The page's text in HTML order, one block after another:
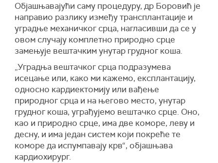
Објашњавајући саму процедуру, др Боровић је
направио разлику између трансплантације и
уградње механичког срца, нагласивши да се у
овом случају комплетно природно срце
замењује вештачким унутар грудног коша.
„Уградња вештачког срца подразумева
исецање или, како ми кажемо, експлантацију,
односно кардиектомију или вађење
природног срца и на његово место, унутар
грудног коша, уграђујемо вештачко срце. Оно,
као и природно срце, има две коморе, леву и
десну, и има један систем који покреће те
коморе да испумпавају крв“, објашњава
кардиохирург.